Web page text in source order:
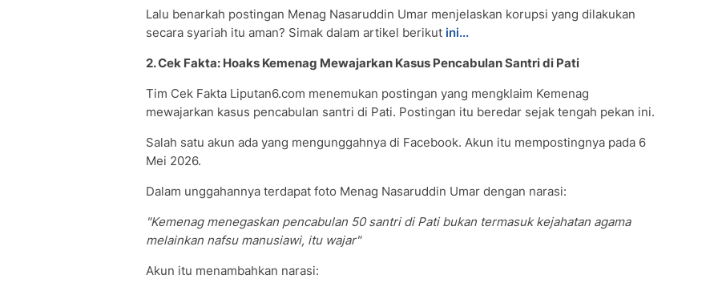
Lalu benarkah postingan Menag Nasaruddin Umar menjelaskan korupsi yang dilakukan
secara syariah itu aman? Simak dalam artikel berikut ini...
2. Cek Fakta: Hoaks Kemenag Mewajarkan Kasus Pencabulan Santri di Pati
Tim Cek Fakta Liputan6.com menemukan postingan yang mengklaim Kemenag
mewajarkan kasus pencabulan santri di Pati. Postingan itu beredar sejak tengah pekan ini.
Salah satu akun ada yang mengunggahnya di Facebook. Akun itu mempostingnya pada 6
Mei 2026.
Dalam unggahannya terdapat foto Menag Nasaruddin Umar dengan narasi:
"Kemenag menegaskan pencabulan 50 santri di Pati bukan termasuk kejahatan agama
melainkan nafsu manusiawi, itu wajar"
Akun itu menambahkan narasi: